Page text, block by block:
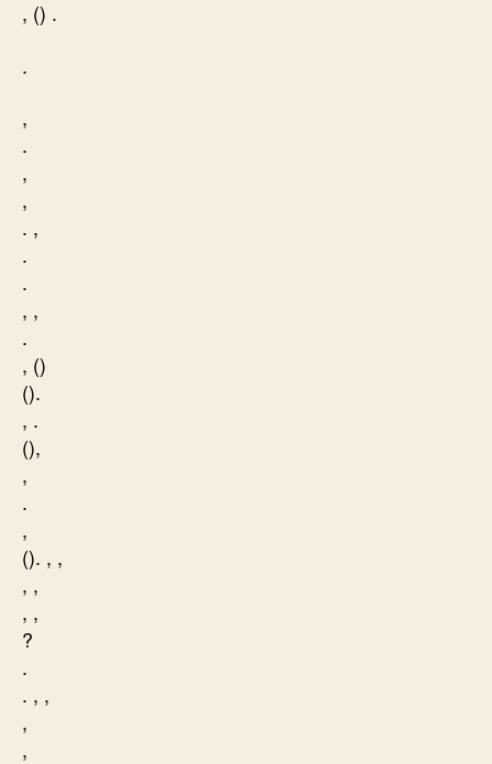
, () .
.
,
.
,
,
. ,
.
.
, ,
.
, ()
().
, .
(),
,
.
,
(). , ,
, ,
, ,
?
.
. , ,
,
,